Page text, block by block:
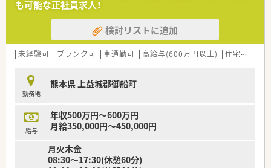
■変化に対して柔軟に対応でき、周囲のスタッフや多職種の方々
とハキハキと円滑にコミュニケーションが取れる方を求めてい
■調剤業務の経験年数は問いませんので、これから在宅医療のス
キルを身につけたいという前向きな成長意欲のある方は大歓迎
【法人特徴について】
す。
■介護施設や病院を運営するグループ各所との強力なネットワ
す。
■メディカルツーリズムや経営コンサルティングなど、医療に関
も可能な正社員求人！
検討リストに追加
未経験可 ブランク可 車通勤可 高給与(600万円以上) 住宅補助(手当)あり
勤務地
熊本県 上益城郡御船町
給与
年収500万円～600万円
月給350,000円～450,000円
月火木金
08:30～17:30(休憩60分)